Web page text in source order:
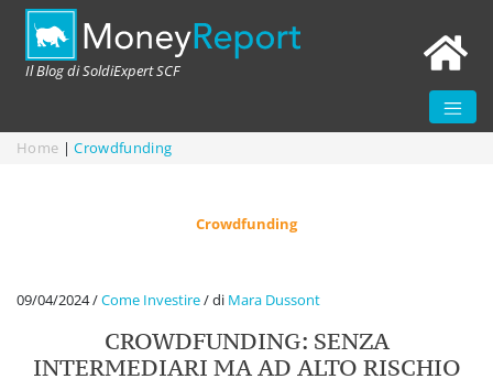
Il Blog di SoldiExpert SCF
Home |Crowdfunding
Crowdfunding
09/04/2024/Come Investire/di Mara Dussont
CROWDFUNDING: SENZA
INTERMEDIARI MA AD ALTO RISCHIO